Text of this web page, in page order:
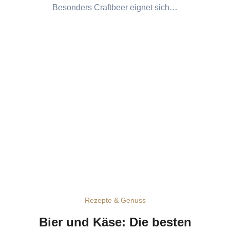
Besonders Craftbeer eignet sich…
Rezepte & Genuss
Bier und Käse: Die besten